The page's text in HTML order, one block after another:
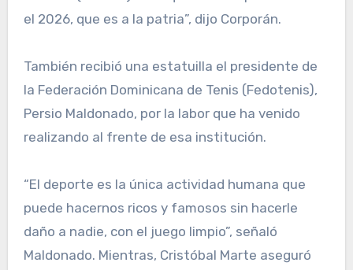
el 2026, que es a la patria”, dijo Corporán.
También recibió una estatuilla el presidente de
la Federación Dominicana de Tenis (Fedotenis),
Persio Maldonado, por la labor que ha venido
realizando al frente de esa institución.
“El deporte es la única actividad humana que
puede hacernos ricos y famosos sin hacerle
daño a nadie, con el juego limpio”, señaló
Maldonado. Mientras, Cristóbal Marte aseguró